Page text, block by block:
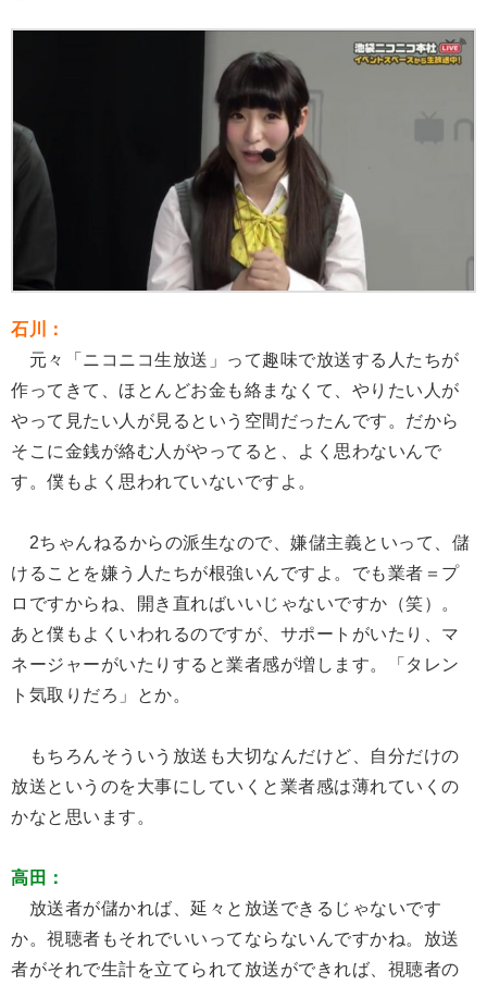
石川：
元々「ニコニコ生放送」って趣味で放送する人たちが
作ってきて、ほとんどお金も絡まなくて、やりたい人が
やって見たい人が見るという空間だったんです。だから
そこに金銭が絡む人がやってると、よく思わないんで
す。僕もよく思われていないですよ。
2ちゃんねるからの派生なので、嫌儲主義といって、儲
けることを嫌う人たちが根強いんですよ。でも業者＝プ
ロですからね、開き直ればいいじゃないですか（笑）。
あと僕もよくいわれるのですが、サポートがいたり、マ
ネージャーがいたりすると業者感が増します。「タレン
ト気取りだろ」とか。
もちろんそういう放送も大切なんだけど、自分だけの
放送というのを大事にしていくと業者感は薄れていくの
かなと思います。
高田：
放送者が儲かれば、延々と放送できるじゃないです
か。視聴者もそれでいいってならないんですかね。放送
者がそれで生計を立てられて放送ができれば、視聴者の